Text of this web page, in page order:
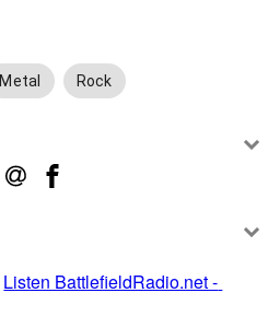
Metal Rock
Listen BattlefieldRadio.net -